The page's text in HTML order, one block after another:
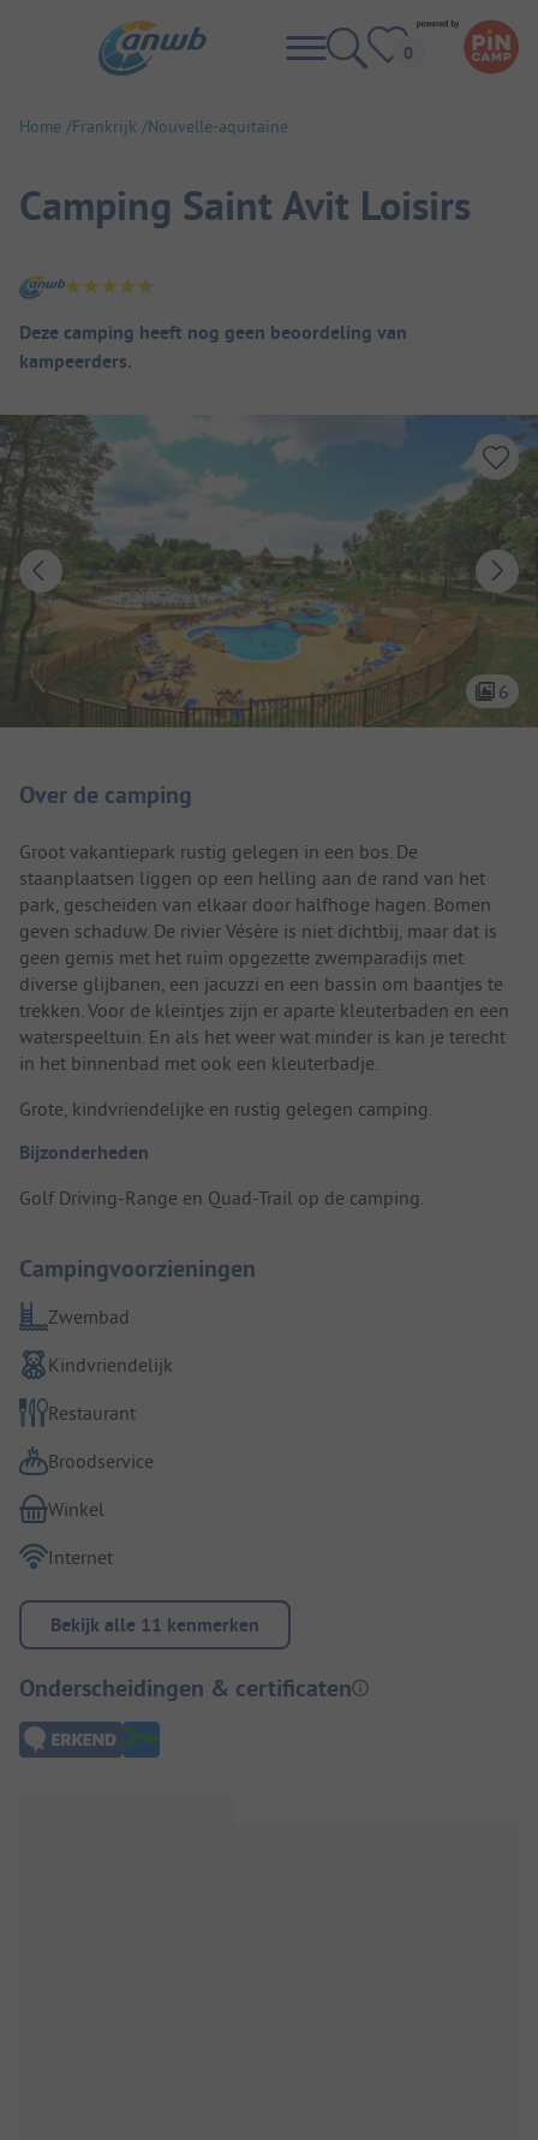
Home Frankrijk Nouvelle-aquitaine
Camping Saint Avit Loisirs
Camping overzicht
Deze camping heeft nog geen beoordeling van
kampeerders.
6
Over de camping
Groot vakantiepark rustig gelegen in een bos. De
staanplaatsen liggen op een helling aan de rand van het
park, gescheiden van elkaar door halfhoge hagen. Bomen
geven schaduw. De rivier Vésère is niet dichtbij, maar dat is
geen gemis met het ruim opgezette zwemparadijs met
diverse glijbanen, een jacuzzi en een bassin om baantjes te
trekken. Voor de kleintjes zijn er aparte kleuterbaden en een
waterspeeltuin. En als het weer wat minder is kan je terecht
in het binnenbad met ook een kleuterbadje.
Grote, kindvriendelijke en rustig gelegen camping.
Bijzonderheden
Golf Driving-Range en Quad-Trail op de camping.
Campingvoorzieningen
Zwembad
Kindvriendelijk
Restaurant
Broodservice
Winkel
Internet
Bekijk alle 11 kenmerken
Onderscheidingen & certificaten